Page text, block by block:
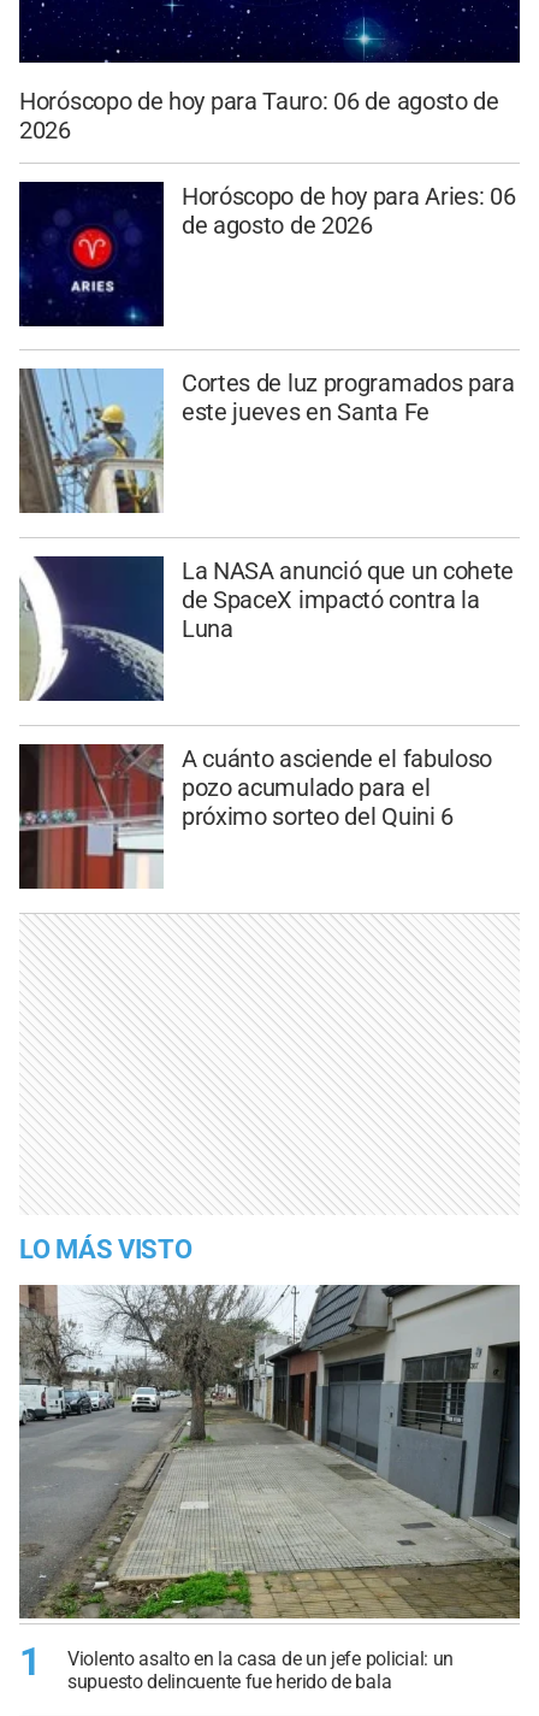
Horóscopo de hoy para Tauro: 06 de agosto de
2026
Horóscopo de hoy para Aries: 06
de agosto de 2026
Cortes de luz programados para
este jueves en Santa Fe
La NASA anunció que un cohete
de SpaceX impactó contra la
Luna
A cuánto asciende el fabuloso
pozo acumulado para el
próximo sorteo del Quini 6
LO MÁS VISTO
1
Violento asalto en la casa de un jefe policial: un
supuesto delincuente fue herido de bala